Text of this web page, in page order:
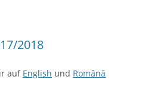
2018
auf English und Română